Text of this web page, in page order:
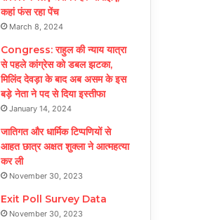
कहां फंस रहा पेंच
March 8, 2024
Congress: राहुल की न्याय यात्रा
से पहले कांग्रेस को डबल झटका,
मिलिंद देवड़ा के बाद अब असम के इस
बड़े नेता ने पद से दिया इस्तीफा
January 14, 2024
जातिगत और धार्मिक टिप्पणियों से
आहत छात्र अक्षत शुक्ला ने आत्महत्या
कर ली
November 30, 2023
Exit Poll Survey Data
November 30, 2023